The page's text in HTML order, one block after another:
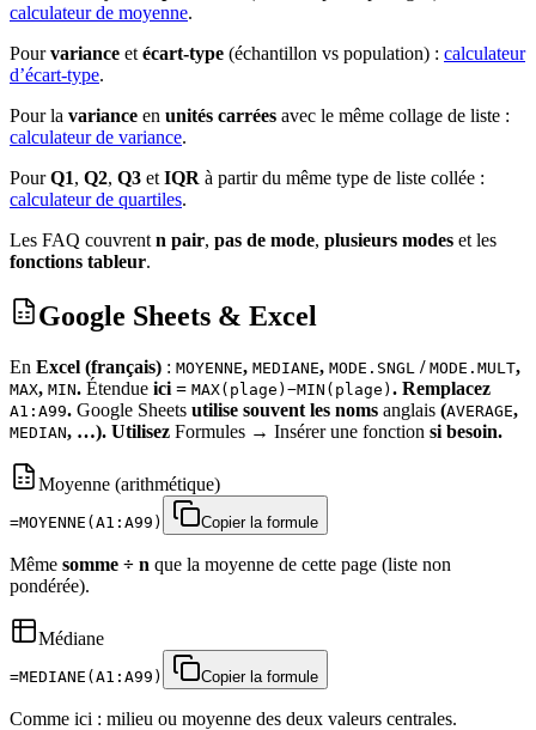
calculateur de moyenne.
Pourvariance et écart-type (échantillon vs population) : calculateur
d’écart-type.
Pour la variance en unités carrées avec le même collage de liste :
calculateur de variance.
PourQ1, Q2, Q3 et IQR à partir du même type de liste collée :
calculateur de quartiles.
Les FAQ couvrent n pair, pas de mode, plusieurs modes et les
fonctions tableur.
Google Sheets & Excel
En Excel (français) : MOYENNE, MEDIANE, MODE.SNGL / MODE.MULT,
MAX, MIN. Étendue ici = MAX(plage)−MIN(plage) . Remplacez
A1:A99. Google Sheets utilise souvent les noms anglais (AVERAGE,
MEDIAN, …). Utilisez Formules → Insérer une fonction si besoin.
Moyenne (arithmétique)
=MOYENNE(A1:A99) Copier la formule
Même somme ÷ n que la moyenne de cette page (liste non
pondérée).
Médiane
=MEDIANE(A1:A99) Copier la formule
Comme ici : milieu ou moyenne des deux valeurs centrales.